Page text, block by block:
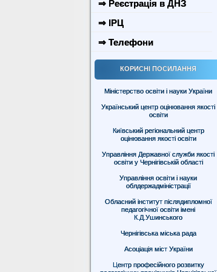
⇒ Реєстрація в ДНЗ
⇒ ІРЦ
⇒ Телефони
КОРИСНІ ПОСИЛАННЯ
Міністерство освіти і науки України
Український центр оцінювання якості
освіти
Київський регіональний центр
оцінювання якості освіти
Управління Державної служби якості
освіти у Чернігівській області
Управління освіти і науки
облдержадміністрації
Обласний інститут післядипломної
педагогічної освіти імені
К.Д.Ушинського
Чернігівська міська рада
Асоціація міст України
Центр професійного розвитку